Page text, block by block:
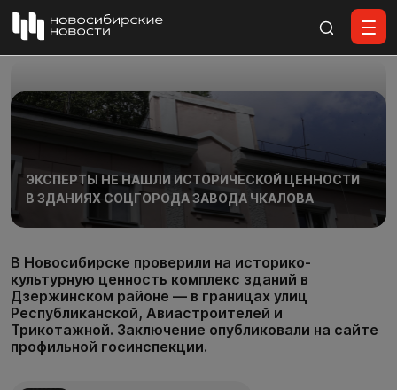
ЭКСПЕРТЫ НЕ НАШЛИ ИСТОРИЧЕСКОЙ ЦЕННОСТИ
В ЗДАНИЯХ СОЦГОРОДА ЗАВОДА ЧКАЛОВА
В Новосибирске проверили на историко-
культурную ценность комплекс зданий в
Дзержинском районе — в границах улиц
Республиканской, Авиастроителей и
Трикотажной. Заключение опубликовали на сайте
профильной госинспекции.